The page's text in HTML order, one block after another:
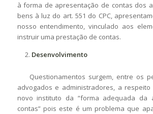
à forma de apresentação de contas dos
bens à luz do art. 551 do CPC,
nosso entendimento, vinculado aos
instruir uma prestação de contas.
Desenvolvimento
Questionamentos surgem, entre os
advogados e administradores, a respeito
novo instituto da “forma adequada da
contas” pois este é um problema que